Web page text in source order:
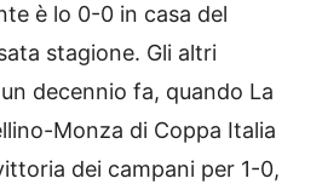
è lo 0-0 in casa del
stagione. Gli altri
decennio fa, quando La
Monza di Coppa Italia
dei campani per 1-0,